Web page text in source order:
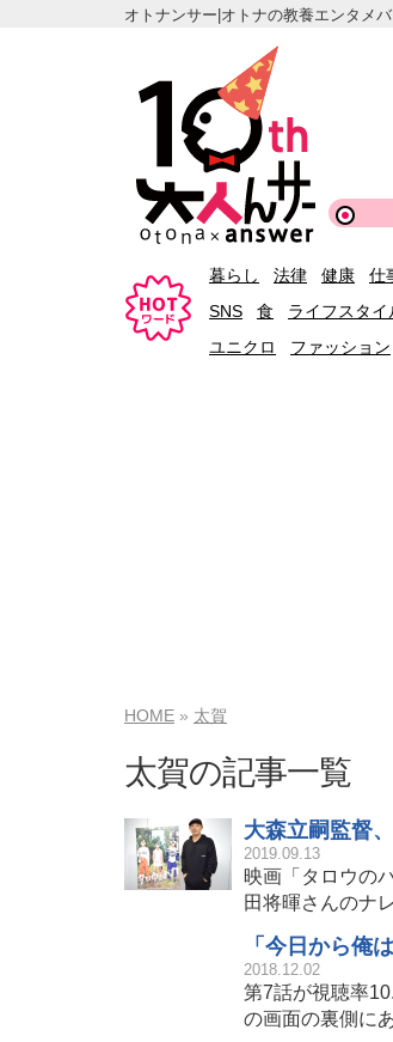
オトナンサー|オトナの教養エンタメ
暮らし 法律 健康 仕
SNS
食 ライフスタイ
ユニクロ
ファッション
HOME 太賀
太賀の記事一覧
大森立嗣監督
2019.09.13
映画「タロウの
田将暉さんのナ
「今日から俺
2018.12.02
第7話が視聴率
の画面の裏側に